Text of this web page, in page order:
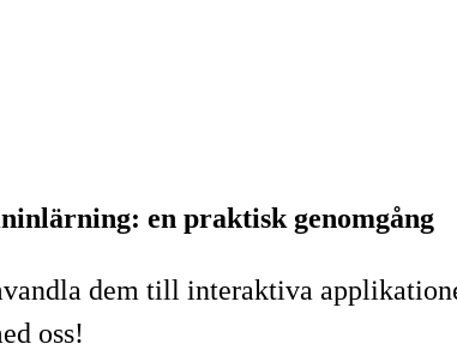
en praktisk genomgång
dem till interaktiva
oss!